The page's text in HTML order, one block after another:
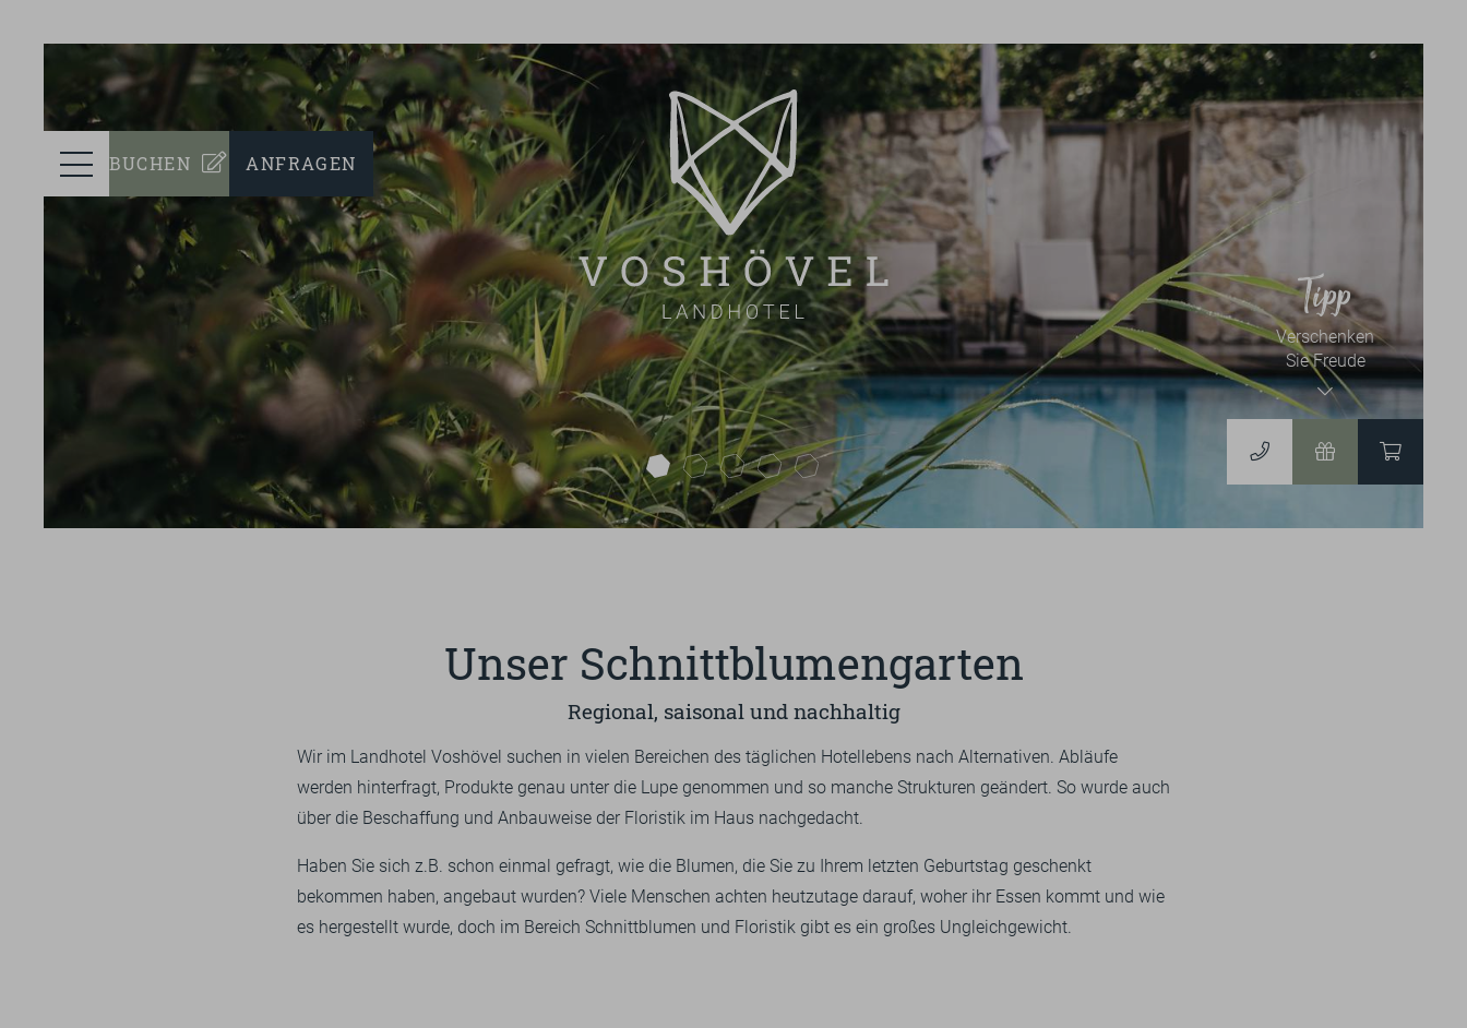
ZIMMER
WELLNESS
KULINARIK
EVENTS
NACHHALTIGKEIT
ÜBERSICHT
EINKAUF
NATUR
ENERGIE
SOZIALES
ZERTIFIZIERUNGEN
TEAM
KARRIERE
UMGEBUNG
RADFAHREN
WANDERN
ÜBERSICHT
WANDERN
FITNESS
KURSE
GUTSCHEINE & SHOP
GUTSCHEINE
EINLÖSEMÖGLICHKEITEN
ZUM ONLINESHOP
DERGUTEFUCHS.DE ➦
News & Events
NEWSLETTER
EVENTKALENDER
Gutscheine & Shop
ZUM ONLINESHOP
DERGUTEFUCHS.DE
BUCHEN ANFRAGEN
Tipp
Verschenken
Sie Freude
1 2 3 4 5
Unser Schnittblumengarten
Regional, saisonal und nachhaltig
Wir im Landhotel Voshövel suchen in vielen Bereichen des täglichen Hotellebens nach Alternativen. Abläufe
werden hinterfragt, Produkte genau unter die Lupe genommen und so manche Strukturen geändert. So wurde auch
über die Beschaffung und Anbauweise der Floristik im Haus nachgedacht.
Haben Sie sich z.B. schon einmal gefragt, wie die Blumen, die Sie zu Ihrem letzten Geburtstag geschenkt
bekommen haben, angebaut wurden? Viele Menschen achten heutzutage darauf, woher ihr Essen kommt und wie
es hergestellt wurde, doch im Bereich Schnittblumen und Floristik gibt es ein großes Ungleichgewicht.